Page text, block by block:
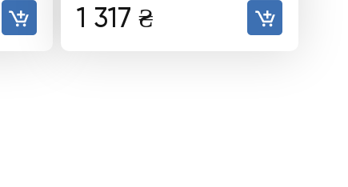
1 317 ₴